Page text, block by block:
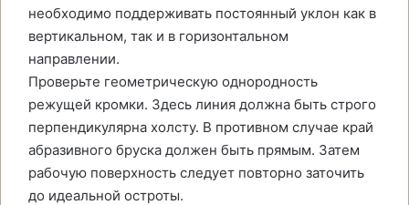
необходимо поддерживать постоянный уклон как в
вертикальном, так и в горизонтальном
направлении.
Проверьте геометрическую однородность
режущей кромки. Здесь линия должна быть строго
перпендикулярна холсту. В противном случае край
абразивного бруска должен быть прямым. Затем
рабочую поверхность следует повторно заточить
до идеальной остроты.